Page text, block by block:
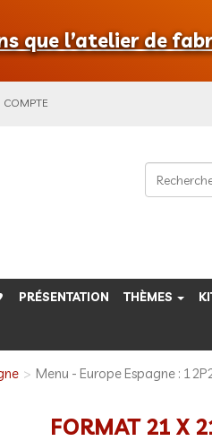
que l’atelier de
COMPTE
PRÉSENTATION THÈMES
Menu - Europe Espagne :
FORMAT 21 X